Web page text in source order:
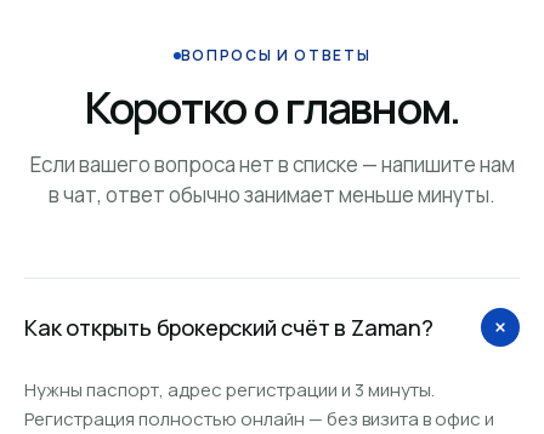
ВОПРОСЫ И ОТВЕТЫ
Коротко о главном.
Если вашего вопроса нет в списке — напишите нам
в чат, ответ обычно занимает меньше минуты.
Как открыть брокерский счёт в Zaman?
Нужны паспорт, адрес регистрации и 3 минуты.
Регистрация полностью онлайн — без визита в офис и